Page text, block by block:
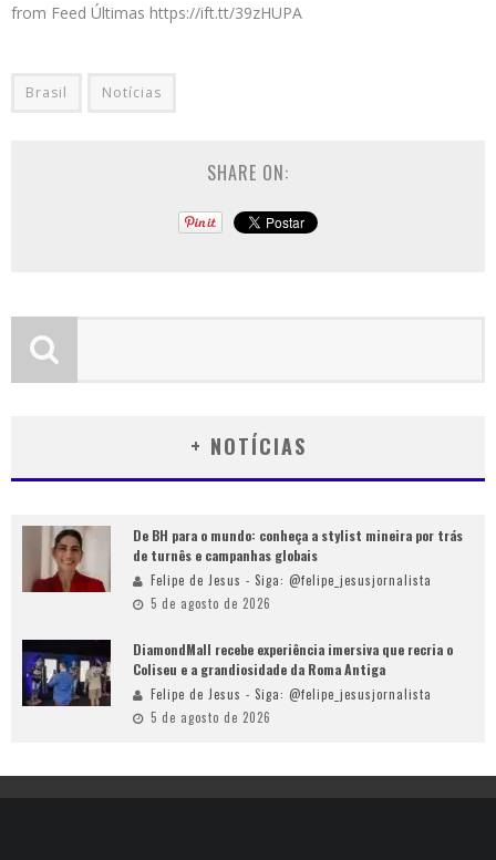
from Feed Últimas https://ift.tt/39zHUPA
Brasil Notícias
SHARE ON:
+ NOTÍCIAS
De BH para o mundo: conheça a stylist mineira por trás
de turnês e campanhas globais
Felipe de Jesus - Siga: @felipe_jesusjornalista
5 de agosto de 2026
DiamondMall recebe experiência imersiva que recria o
Coliseu e a grandiosidade da Roma Antiga
Felipe de Jesus - Siga: @felipe_jesusjornalista
5 de agosto de 2026